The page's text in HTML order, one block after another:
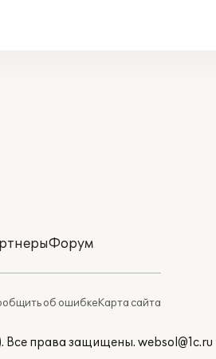
Форум
об ошибкеКарта сайта
Все права защищены. websol@1c.ru